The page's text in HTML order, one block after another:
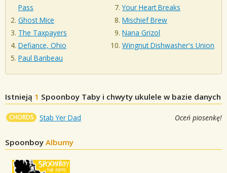
Pass
Ghost Mice
The Taxpayers
Defiance, Ohio
Paul Baribeau
Your Heart Breaks
Mischief Brew
Nana Grizol
Wingnut Dishwasher's Union
Istnieją 1 Spoonboy Taby i chwyty ukulele w bazie danych
CHORDS Stab Yer Dad Oceń piosenkę!
Spoonboy Albumy